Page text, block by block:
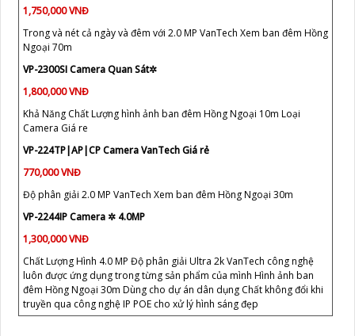
1,750,000 VNĐ
Trong và nét cả ngày và đêm với 2.0 MP VanTech Xem ban đêm Hồng
Ngoại 70m
VP-2300SI Camera Quan Sát✲
1,800,000 VNĐ
Khả Năng Chất Lượng hình ảnh ban đêm Hồng Ngoại 10m Loại
Camera Giá re
VP-224TP|AP|CP Camera VanTech Giá rẻ
770,000 VNĐ
Độ phân giải 2.0 MP VanTech Xem ban đêm Hồng Ngoại 30m
VP-2244IP Camera ✲ 4.0MP
1,300,000 VNĐ
Chất Lượng Hình 4.0 MP Độ phân giải Ultra 2k VanTech công nghệ
luôn được ứng dụng trong từng sản phẩm của mình Hình ảnh ban
đêm Hồng Ngoại 30m Dùng cho dự án dân dụng Chất không đổi khi
truyền qua công nghệ IP POE cho xử lý hình sáng đẹp